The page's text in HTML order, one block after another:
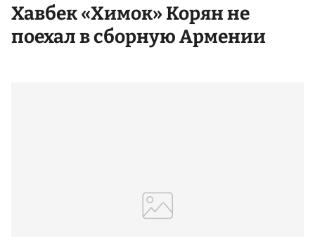
Хавбек «Химок» Корян не
поехал в сборную Армении